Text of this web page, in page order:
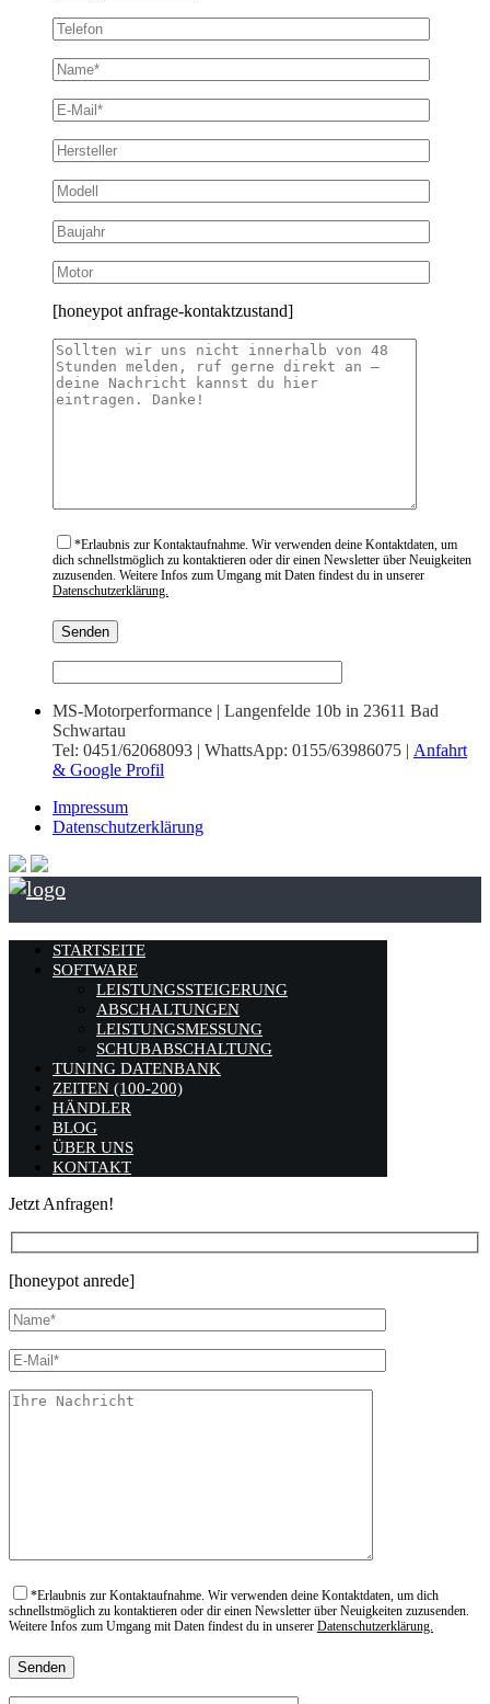
[honeypot anfrage-kontaktzustand]
*Erlaubnis zur Kontaktaufnahme. Wir verwenden deine Kontaktdaten, um
dich schnellstmöglich zu kontaktieren oder dir einen Newsletter über Neuigkeiten
zuzusenden. Weitere Infos zum Umgang mit Daten findest du in unserer
Datenschutzerklärung.
MS-Motorperformance | Langenfelde 10b in 23611 Bad
Schwartau
Tel: 0451/62068093 | WhattsApp: 0155/63986075 | Anfahrt
& Google Profil
Impressum
Datenschutzerklärung
STARTSEITE
SOFTWARE
LEISTUNGSSTEIGERUNG
ABSCHALTUNGEN
LEISTUNGSMESSUNG
SCHUBABSCHALTUNG
TUNING DATENBANK
ZEITEN (100-200)
HÄNDLER
BLOG
ÜBER UNS
KONTAKT
Jetzt Anfragen!
[honeypot anrede]
*Erlaubnis zur Kontaktaufnahme. Wir verwenden deine Kontaktdaten, um dich
schnellstmöglich zu kontaktieren oder dir einen Newsletter über Neuigkeiten zuzusenden.
Weitere Infos zum Umgang mit Daten findest du in unserer Datenschutzerklärung.